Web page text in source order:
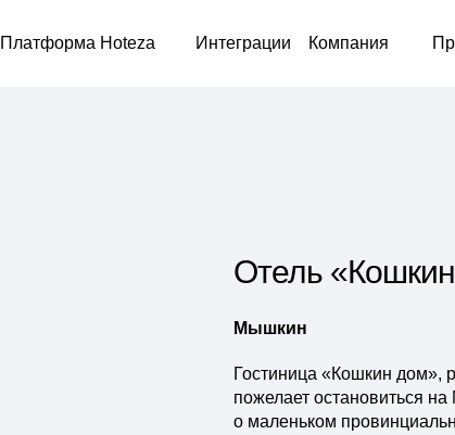
Платформа Hoteza Интеграции Компания
Отель
Мышкин
Гостиница «Кошкин дом»,
пожелает остановиться
о маленьком